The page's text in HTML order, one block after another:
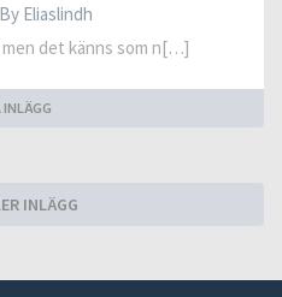
Eliaslindh
det känns som n[…]
INLÄGG
INLÄGG